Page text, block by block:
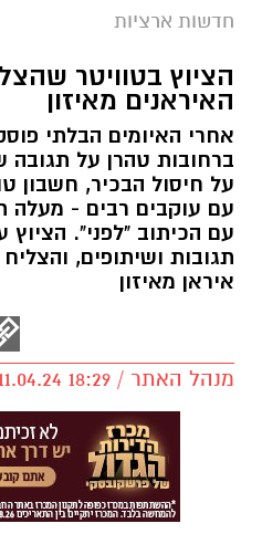
חדשות ארציות
הציוץ בטוויטר
האיראנים מאיזון
אחרי האיומים הבלתי
ברחובות טהרן על תגובה
על חיסול הבכיר, חשבון
עם עוקבים רבים - מעלה
עם הכיתוב "לפני". הציוץ
תגובות ושיתופים,
איראן מאיזון
מנהל האתר / 18:29 11.04.24